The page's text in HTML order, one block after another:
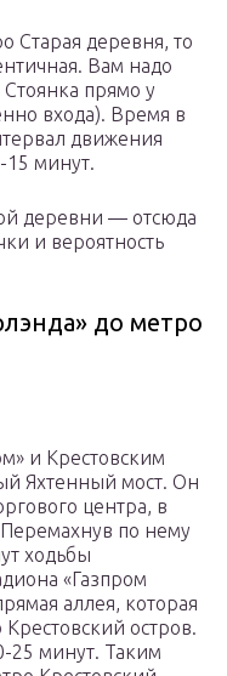
Старая деревня, то
Вам надо
прямо у
входа). Время в
движения
15 минут.
деревни — отсюда
и вероятность
до метро
и Крестовским
Яхтенный мост. Он
центра, в
по нему
ходьбы
«Газпром
аллея, которая
остров.
25 минут. Таким